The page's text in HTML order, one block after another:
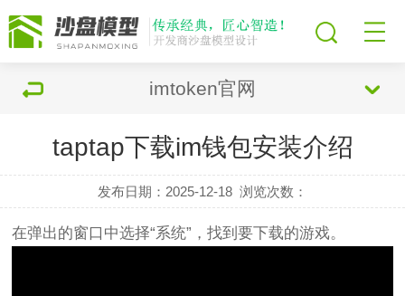
imtoken官网
taptap下载im钱包安装介绍
发布日期：2025-12-18 浏览次数：
在弹出的窗口中选择“系统”，找到要下载的游戏。